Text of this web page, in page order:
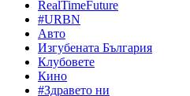
RealTimeFuture
#URBN
Авто
Изгубената България
Клубовете
Кино
#Здравето ни